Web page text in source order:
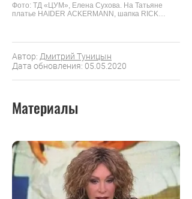
Фото: ТД «ЦУМ», Елена Сухова. На Татьяне
платье HAIDER ACKERMANN, шапка RICK
Автор: Дмитрий Туницын
Дата обновления: 05.05.2020
Материалы